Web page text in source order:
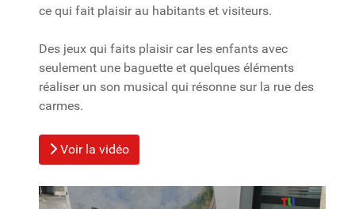
ce qui fait plaisir au habitants et visiteurs.
Des jeux qui faits plaisir car les enfants avec
seulement une baguette et quelques éléments
réaliser un son musical qui résonne sur la rue des
carmes.
Voir la vidéo